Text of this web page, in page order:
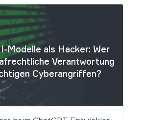
Ryde hat seine Kunden
informiert.
des Unternehmens […]
Modelle als Hacker: Wer
Verantwortung
Cyberangriffen?